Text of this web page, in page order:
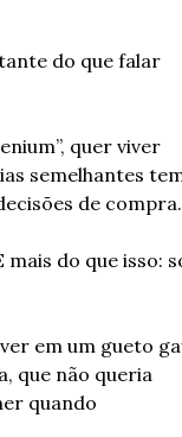
do que falar
quer viver
semelhantes
de compra.
do que isso:
em um gueto
que não queria
quando